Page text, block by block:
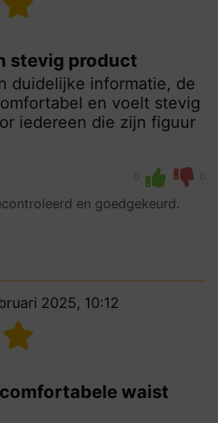
stevig product
duidelijke informatie, de
en voelt stevig
iedereen die zijn figuur
0 0
en goedgekeurd.
2025, 10:12
waist